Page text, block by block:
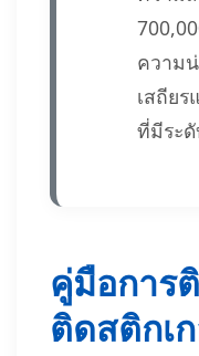
ความ
เสถีย
ที่มีระ
คู่มือการ
ติดสติกเ